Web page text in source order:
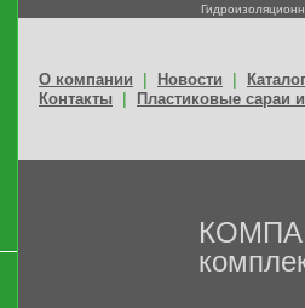
О компании | Новости |
Контакты | Пластиковые сараи